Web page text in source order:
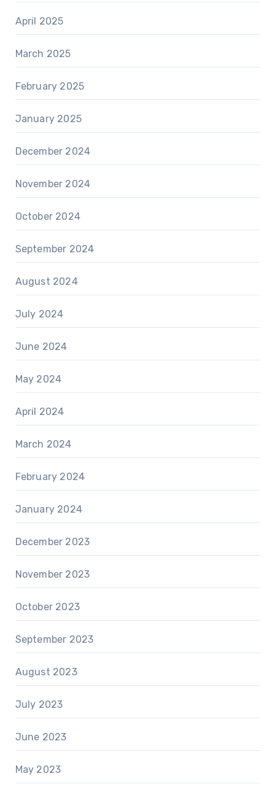
April 2025
March 2025
February 2025
January 2025
December 2024
November 2024
October 2024
September 2024
August 2024
July 2024
June 2024
May 2024
April 2024
March 2024
February 2024
January 2024
December 2023
November 2023
October 2023
September 2023
August 2023
July 2023
June 2023
May 2023